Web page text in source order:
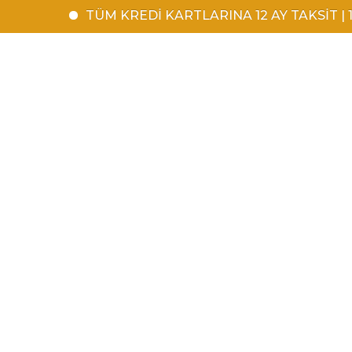
TÜM KREDİ KARTLARINA 12 AY TAKSİT | 1500